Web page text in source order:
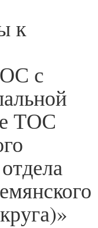
к
с
ТОС